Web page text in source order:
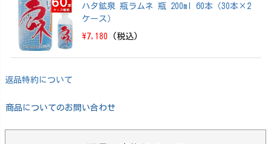
ハタ鉱泉 瓶ラムネ 瓶 200ml 60本（30本×2
ケース）
\7,180 (税込)
返品特約について
商品についてのお問い合わせ